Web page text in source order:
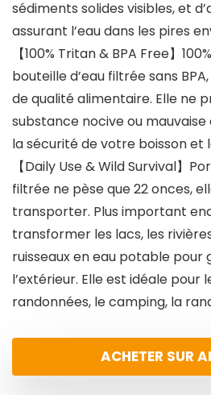
sédiments solides visibles, et
assurant l’eau dans les pires
【100% Tritan & BPA Free】
bouteille d’eau filtrée sans
de qualité alimentaire. Elle ne
substance nocive ou
la sécurité de votre boisson et
【Daily Use & Wild Survival】
filtrée ne pèse que 22 onces,
transporter. Plus important
transformer les lacs, les
ruisseaux en eau potable pour
l’extérieur. Elle est idéale pour
randonnées, le camping, la
ACHETER SUR